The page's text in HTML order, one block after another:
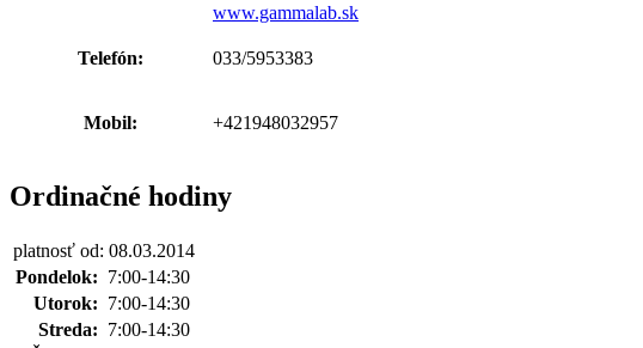
www.gammalab.sk
Telefón: 033/5953383
Mobil: +421948032957
Ordinačné hodiny
platnosť od: 08.03.2014
Pondelok: 7:00-14:30
Utorok: 7:00-14:30
Streda: 7:00-14:30